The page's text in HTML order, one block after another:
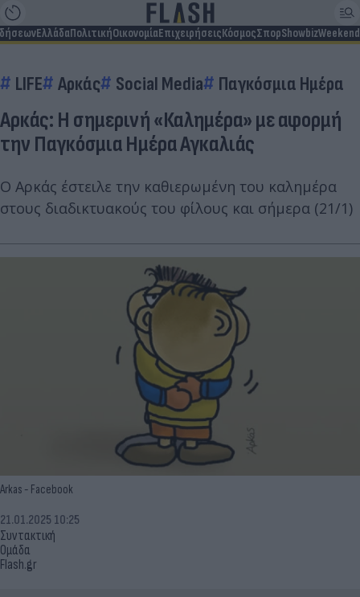
ΕλλάδαΠολιτικήΟικονομίαΕπιχειρήσειςΚόσμοςΣπορShowbizWeekend
LIFE Αρκάς Social Media Παγκόσμια Ημέρα
Αρκάς: Η σημερινή «Καλημέρα» με αφορμή
την Παγκόσμια Ημέρα Αγκαλιάς
Ο Αρκάς έστειλε την καθιερωμένη του καλημέρα
στους διαδικτυακούς του φίλους και σήμερα (21/1)
Arkas - Facebook
Συντακτική
Ομάδα
Flash.gr
21.01.2025 10:25